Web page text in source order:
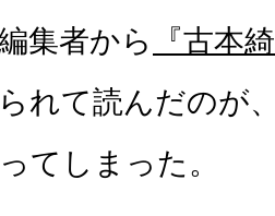
集者から
『古本
れて読んだのが
てしまった。